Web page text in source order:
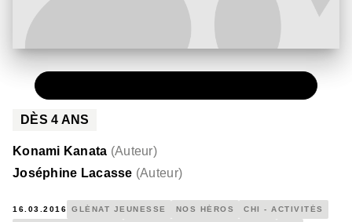
DÈS4 ANS
Konami Kanata (Auteur)
Joséphine Lacasse (Auteur)
16.03.2016 GLÉNAT JEUNESSE NOS HÉROS CHI - ACTIVITÉS